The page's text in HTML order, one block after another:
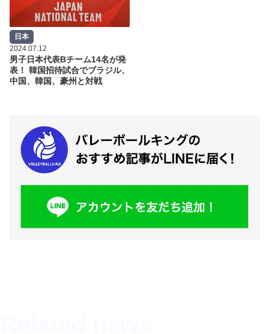
日本
2024.07.12
男子日本代表Bチーム14名が発
表！ 韓国招待試合でブラジル、
中国、韓国、豪州と対戦